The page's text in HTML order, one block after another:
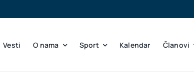
Vesti O nama Sport Kalendar Članovi